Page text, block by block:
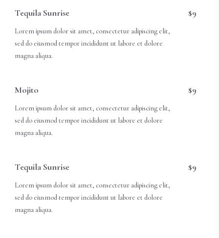
Tequila Sunrise
Lorem ipsum dolor sit amet, consectetur adipiscing elit,
sed do eiusmod tempor incididunt ut labore et dolore
magna aliqua.
$9
Mojito
Lorem ipsum dolor sit amet, consectetur adipiscing elit,
sed do eiusmod tempor incididunt ut labore et dolore
magna aliqua.
$9
Tequila Sunrise
Lorem ipsum dolor sit amet, consectetur adipiscing elit,
sed do eiusmod tempor incididunt ut labore et dolore
magna aliqua.
$9